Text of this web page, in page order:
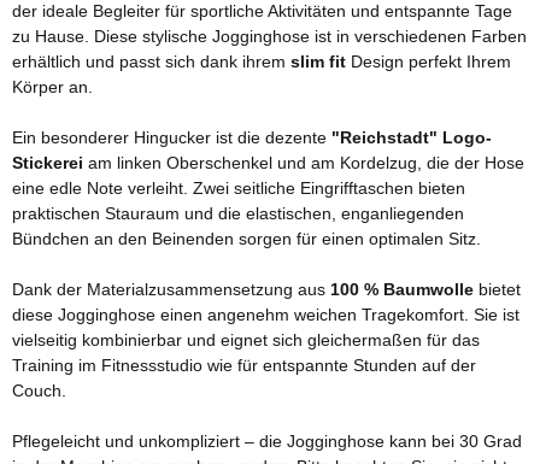
der ideale Begleiter für sportliche Aktivitäten und entspannte Tage
zu Hause. Diese stylische Jogginghose ist in verschiedenen Farben
erhältlich und passt sich dank ihrem slim fit Design perfekt Ihrem
Körper an.
Ein besonderer Hingucker ist die dezente "Reichstadt" Logo-
Stickerei am linken Oberschenkel und am Kordelzug, die der Hose
eine edle Note verleiht. Zwei seitliche Eingrifftaschen bieten
praktischen Stauraum und die elastischen, enganliegenden
Bündchen an den Beinenden sorgen für einen optimalen Sitz.
Dank der Materialzusammensetzung aus 100 % Baumwolle bietet
diese Jogginghose einen angenehm weichen Tragekomfort. Sie ist
vielseitig kombinierbar und eignet sich gleichermaßen für das
Training im Fitnessstudio wie für entspannte Stunden auf der
Couch.
Pflegeleicht und unkompliziert – die Jogginghose kann bei 30 Grad